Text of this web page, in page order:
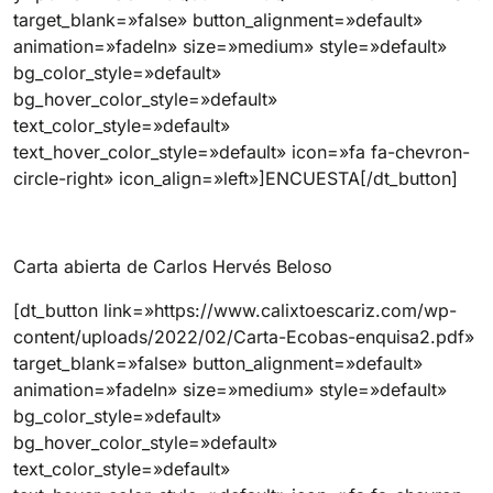
target_blank=»false» button_alignment=»default»
animation=»fadeIn» size=»medium» style=»default»
bg_color_style=»default»
bg_hover_color_style=»default»
text_color_style=»default»
text_hover_color_style=»default» icon=»fa fa-chevron-
circle-right» icon_align=»left»]ENCUESTA[/dt_button]
Carta abierta de Carlos Hervés Beloso
[dt_button link=»https://www.calixtoescariz.com/wp-
content/uploads/2022/02/Carta-Ecobas-enquisa2.pdf»
target_blank=»false» button_alignment=»default»
animation=»fadeIn» size=»medium» style=»default»
bg_color_style=»default»
bg_hover_color_style=»default»
text_color_style=»default»